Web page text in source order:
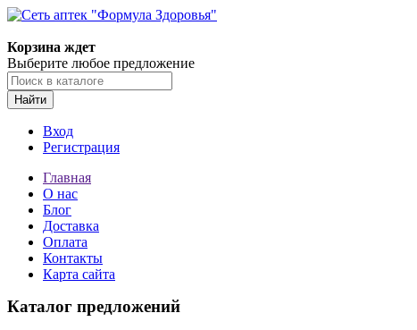
Корзина ждет
Выберите любое предложение
Найти
Вход
Регистрация
Главная
О нас
Блог
Доставка
Оплата
Контакты
Карта сайта
Каталог предложений